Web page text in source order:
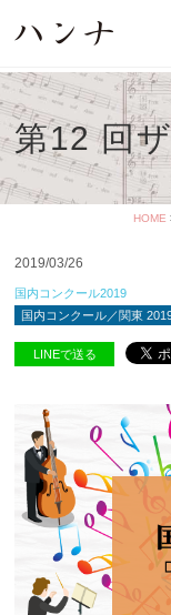
第12 回
HOME
2019/03/26
国内コンクール2019
国内コンクール／関東
LINEで送る